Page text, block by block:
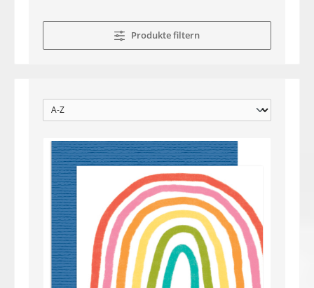
Produkte filtern